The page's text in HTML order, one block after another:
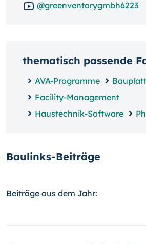
@greenventorygmbh6223
thematisch passende
AVA-Programme
Facility-Management
Haustechnik-Software
Baulinks-Beiträge
Beiträge aus dem Jahr: